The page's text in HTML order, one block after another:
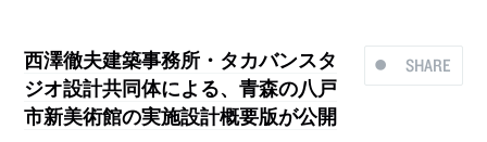
SHARE
西澤徹夫建築事務所・タカバンスタ
ジオ設計共同体による、青森の八戸
市新美術館の実施設計概要版が公開